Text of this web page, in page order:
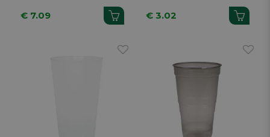
€ 7.09 € 3.02